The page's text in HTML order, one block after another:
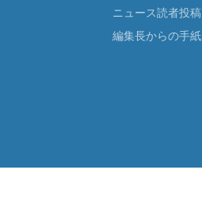
ニュース読者投稿
編集長からの手紙